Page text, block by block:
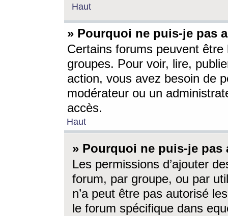
Haut
» Pourquoi ne puis-je pas
Certains forums peuvent être
groupes. Pour voir, lire,
action, vous avez besoin de
modérateur ou un
accès.
Haut
» Pourquoi ne puis-je
Les permissions d’ajouter
forum, par groupe, ou par
n’a peut être pas autorisé
le forum spécifique dans